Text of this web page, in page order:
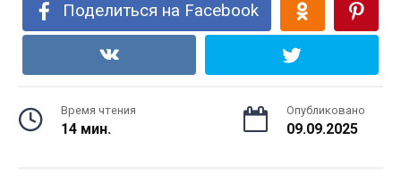
Поделиться на Facebook
Время чтения
14 мин.
Опубликовано
09.09.2025